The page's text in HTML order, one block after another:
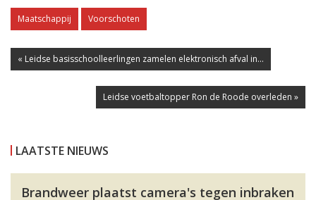
Maatschappij Voorschoten
« Leidse basisschoolleerlingen zamelen elektronisch afval in...
Leidse voetbaltopper Ron de Roode overleden »
LAATSTE NIEUWS
Brandweer plaatst camera's tegen inbraken